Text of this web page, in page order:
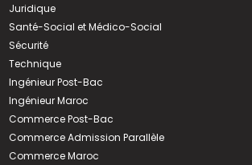
Juridique
Santé-Social et Médico-Social
Sécurité
Technique
Ingénieur Post-Bac
Ingénieur Maroc
Commerce Post-Bac
Commerce Admission Parallèle
Commerce Maroc